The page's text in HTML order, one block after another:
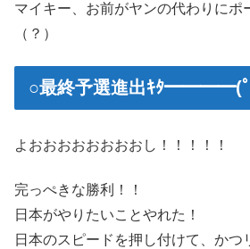
マイキー、お前がヤンの代わりにポ
（？）
○最終予選進出ｷﾀ
よおおおおおおおおし！！！！！
完っぺきな勝利！！
日本がやりたいことやれた！
日本のスピードを押し付けて、かつ